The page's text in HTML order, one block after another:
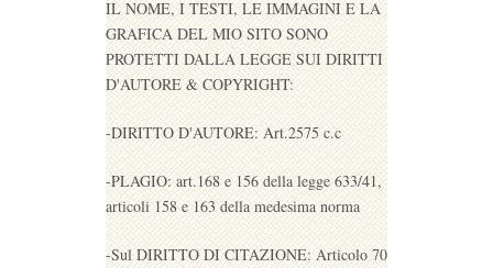
IL NOME, I TESTI, LE IMMAGINI E LA
GRAFICA DEL MIO SITO SONO
PROTETTI DALLA LEGGE SUI DIRITTI
D'AUTORE & COPYRIGHT:
-DIRITTO D'AUTORE: Art.2575 c.c
-PLAGIO: art.168 e 156 della legge 633/41,
articoli 158 e 163 della medesima norma
-Sul DIRITTO DI CITAZIONE: Articolo 70